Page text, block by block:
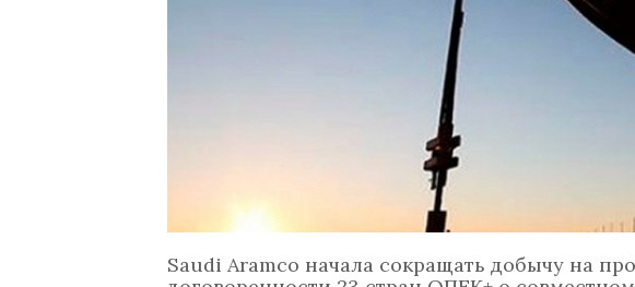
Saudi Aramco начала сокращать добычу на